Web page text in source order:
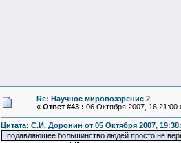
Re: Научное мировоззрение 2
« Ответ #43 : 06 Октября 2007, 16:21:00
Цитата: С.И. Доронин от 05 Октября 2007,
..подавляющее большинство людей просто не